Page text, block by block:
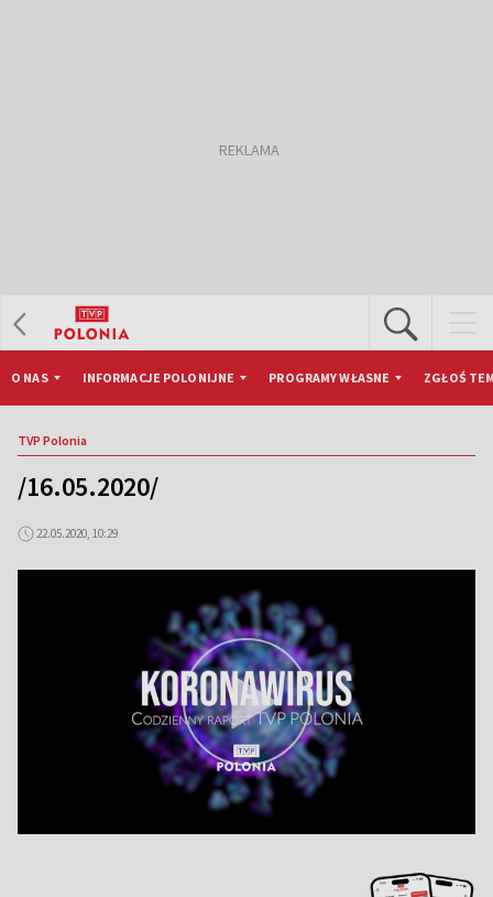
O NAS INFORMACJE POLONIJNE PROGRAMY WŁASNE ZGŁOŚ
TVP Polonia
/16.05.2020/
22.05.2020, 10:29